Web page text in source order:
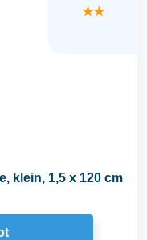
★★
klein, 1,5 x 120 cm